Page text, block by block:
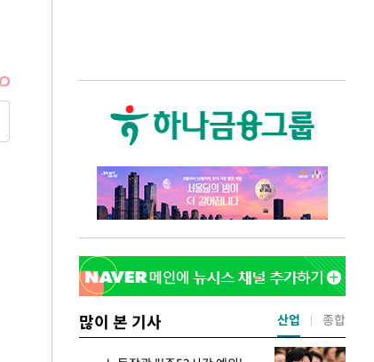
많이 본 기사 산업 종합